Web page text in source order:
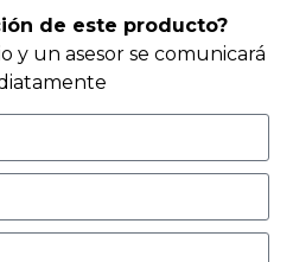
de este producto?
y un asesor se comunicará